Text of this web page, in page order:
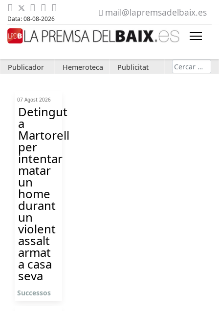
Data: 08-08-2026
mail@lapremsadelbaix.es
Publicador Hemeroteca Publicitat Cerca
07 Agost 2026
Detingut
a
Martorell
per
intentar
matar
un
home
durant
un
violent
assalt
armat
a casa
seva
Successos